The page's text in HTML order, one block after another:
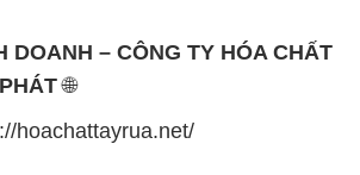
DOANH – CÔNG TY HÓA CHẤT
🌐
hoachattayrua.net/